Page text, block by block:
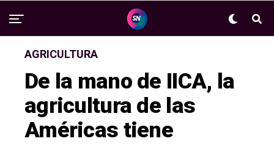
AGRICULTURA
De la mano de IICA, la
agricultura de las
Américas tiene